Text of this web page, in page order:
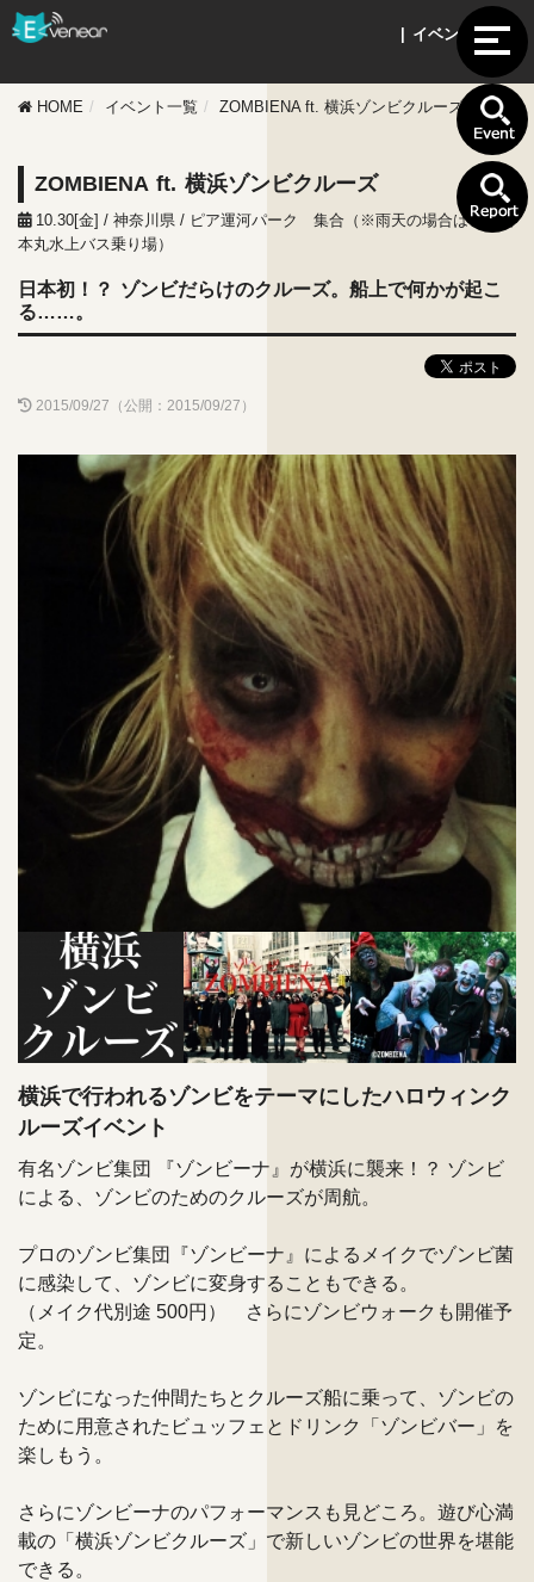
| イベント情報 |
HOME イベント一覧 ZOMBIENA ft. 横浜ゾンビクルーズ
ZOMBIENA ft. 横浜ゾンビクルーズ
10.30[金] / 神奈川県 / ピア運河パーク 集合（※雨天の場合はピア日
本丸水上バス乗り場）
日本初！？ ゾンビだらけのクルーズ。船上で何かが起こ
る……。
2015/09/27（公開：2015/09/27）
横浜で行われるゾンビをテーマにしたハロウィンク
ルーズイベント
有名ゾンビ集団 『ゾンビーナ』が横浜に襲来！？ ゾンビ
による、ゾンビのためのクルーズが周航。
プロのゾンビ集団『ゾンビーナ』によるメイクでゾンビ菌
に感染して、ゾンビに変身することもできる。
（メイク代別途 500円） さらにゾンビウォークも開催予
定。
ゾンビになった仲間たちとクルーズ船に乗って、ゾンビの
ために用意されたビュッフェとドリンク「ゾンビバー」を
楽しもう。
さらにゾンビーナのパフォーマンスも見どころ。遊び心満
載の「横浜ゾンビクルーズ」で新しいゾンビの世界を堪能
できる。